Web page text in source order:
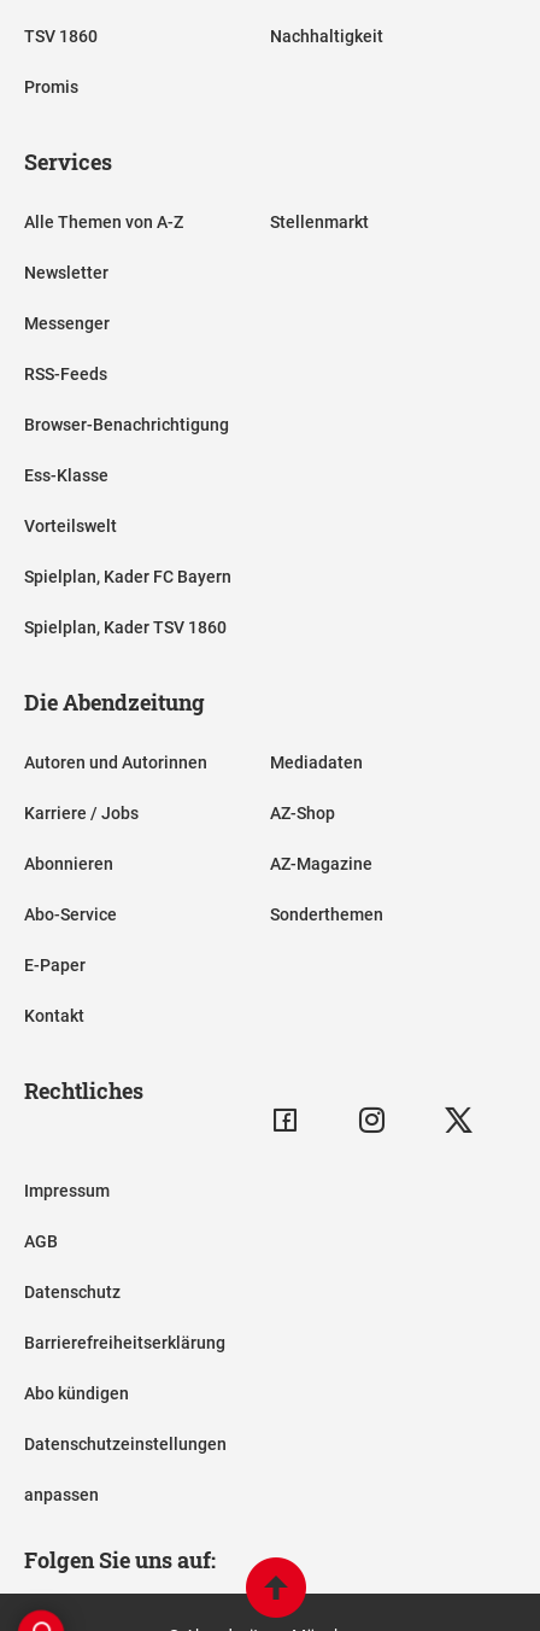
TSV 1860
Promis
Nachhaltigkeit
Services
Alle Themen von A-Z
Newsletter
Messenger
RSS-Feeds
Browser-Benachrichtigung
Ess-Klasse
Vorteilswelt
Spielplan, Kader FC Bayern
Spielplan, Kader TSV 1860
Stellenmarkt
Die Abendzeitung
Autoren und Autorinnen
Karriere / Jobs
Abonnieren
Abo-Service
E-Paper
Kontakt
Mediadaten
AZ-Shop
AZ-Magazine
Sonderthemen
Rechtliches
Impressum
AGB
Datenschutz
Barrierefreiheitserklärung
Abo kündigen
Datenschutzeinstellungen
anpassen
Folgen Sie uns auf: